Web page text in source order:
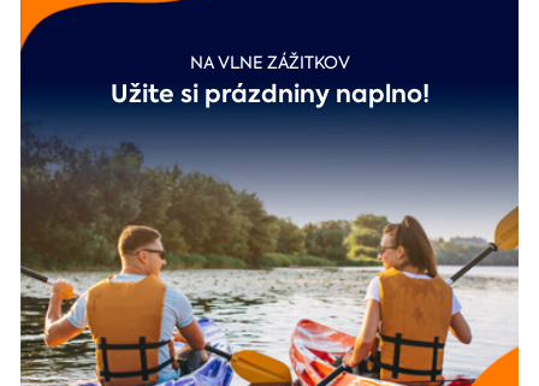
NA VLNE ZÁŽITKOV
Užite si prázdniny naplno!